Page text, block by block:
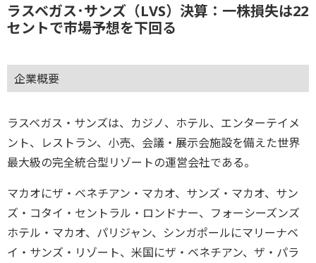
ラスベガス･サンズ（LVS）決算：一株損失は22
セントで市場予想を下回る
企業概要
ラスベガス・サンズは、カジノ、ホテル、エンターテイメ
ント、レストラン、小売、会議・展示会施設を備えた世界
最大級の完全統合型リゾートの運営会社である。
マカオにザ・ベネチアン・マカオ、サンズ・マカオ、サン
ズ・コタイ・セントラル・ロンドナー、フォーシーズンズ
ホテル・マカオ、パリジャン、シンガポールにマリーナベ
イ・サンズ・リゾート、米国にザ・ベネチアン、ザ・パラ